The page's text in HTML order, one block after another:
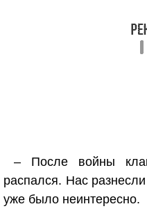
– После войны
распался. Нас
уже было неинтересно.